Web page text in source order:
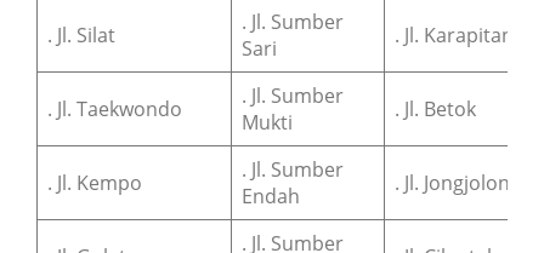
. Jl. Silat
. Jl. Sumber
Sari
. Jl. Karapitan
. Jl. Taekwondo
. Jl. Sumber
Mukti
. Jl. Betok
. Jl. Kempo
. Jl. Sumber
Endah
. Jl. Jongjolong
. Jl. Sumber